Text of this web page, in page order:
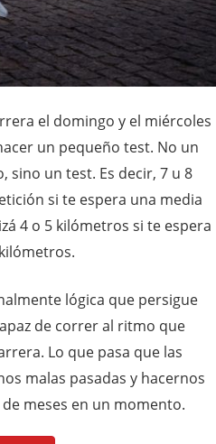
el domingo y el miércoles
un pequeño test. No un
un test. Es decir, 7 u 8
si te espera una media
4 o 5 kilómetros si te espera
lógica que persigue
de correr al ritmo que
Lo que pasa que las
malas pasadas y hacernos
meses en un momento.